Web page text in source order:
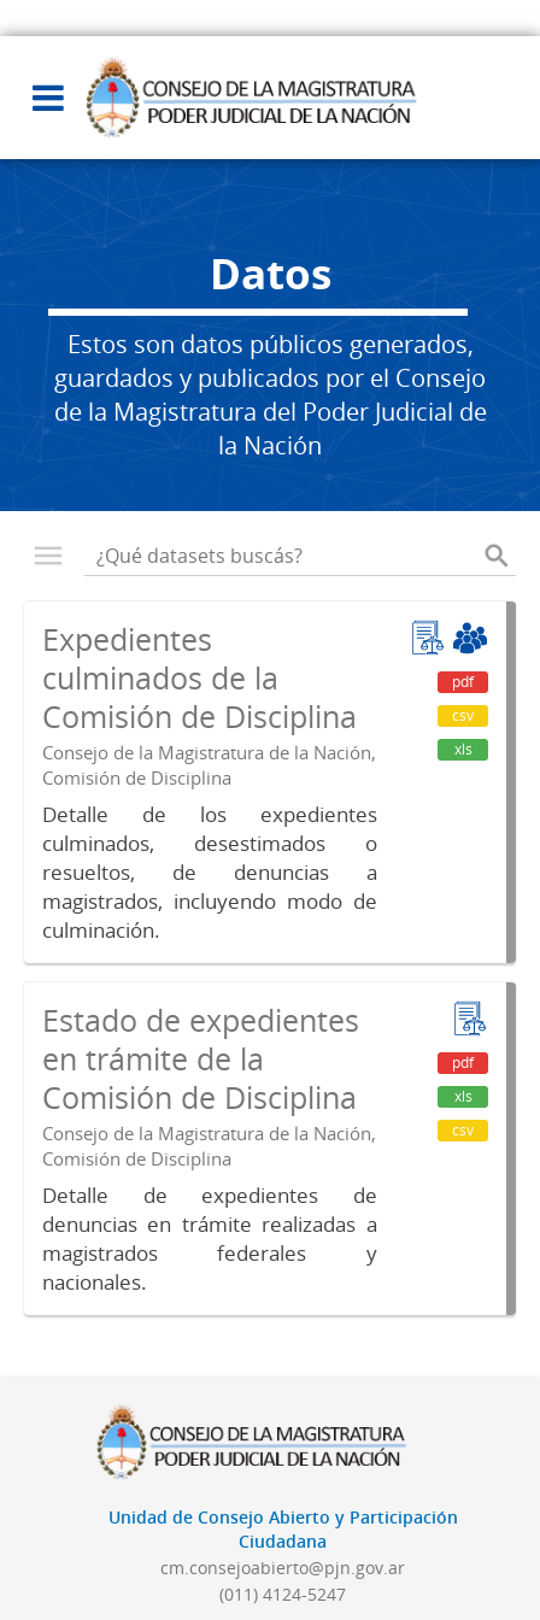
Datos
Estos son datos públicos generados,
guardados y publicados por el Consejo
de la Magistratura del Poder Judicial de
la Nación
Expedientes
culminados de la
Comisión de Disciplina
Consejo de la Magistratura de la Nación,
Comisión de Disciplina
Detalle de los expedientes
culminados, desestimados o
resueltos, de denuncias a
magistrados, incluyendo modo de
culminación.
pdf
csv
xls
Estado de expedientes
en trámite de la
Comisión de Disciplina
Consejo de la Magistratura de la Nación,
Comisión de Disciplina
Detalle de expedientes de
denuncias en trámite realizadas a
magistrados federales y
nacionales.
pdf
xls
csv
Unidad de Consejo Abierto y Participación
Ciudadana
cm.consejoabierto@pjn.gov.ar
(011) 4124-5247